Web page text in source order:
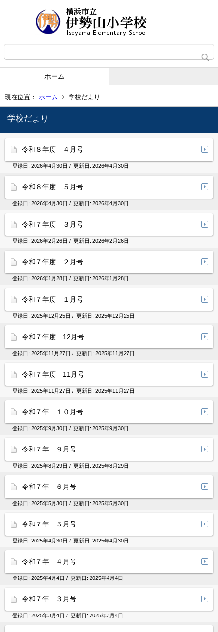
ホーム
現在位置： ホーム 学校だより
学校だより
令和８年度 ４月号
登録日: 2026年4月30日 / 更新日: 2026年4月30日
令和８年度 ５月号
登録日: 2026年4月30日 / 更新日: 2026年4月30日
令和７年度 ３月号
登録日: 2026年2月26日 / 更新日: 2026年2月26日
令和７年度 ２月号
登録日: 2026年1月28日 / 更新日: 2026年1月28日
令和７年度 １月号
登録日: 2025年12月25日 / 更新日: 2025年12月25日
令和７年度 12月号
登録日: 2025年11月27日 / 更新日: 2025年11月27日
令和７年度 11月号
登録日: 2025年11月27日 / 更新日: 2025年11月27日
令和７年 １０月号
登録日: 2025年9月30日 / 更新日: 2025年9月30日
令和７年 ９月号
登録日: 2025年8月29日 / 更新日: 2025年8月29日
令和７年 ６月号
登録日: 2025年5月30日 / 更新日: 2025年5月30日
令和７年 ５月号
登録日: 2025年4月30日 / 更新日: 2025年4月30日
令和７年 ４月号
登録日: 2025年4月4日 / 更新日: 2025年4月4日
令和７年 ３月号
登録日: 2025年3月4日 / 更新日: 2025年3月4日